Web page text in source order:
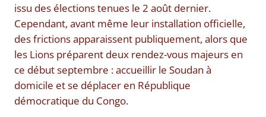
issu des élections tenues le 2 août dernier.
Cependant, avant même leur installation officielle,
des frictions apparaissent publiquement, alors que
les Lions préparent deux rendez-vous majeurs en
ce début septembre : accueillir le Soudan à
domicile et se déplacer en République
démocratique du Congo.